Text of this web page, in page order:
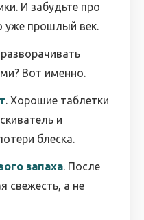
И забудьте про
прошлый век.
Вот именно.
. Хорошие таблетки
и
блеска.
запаха. После
свежесть, а не